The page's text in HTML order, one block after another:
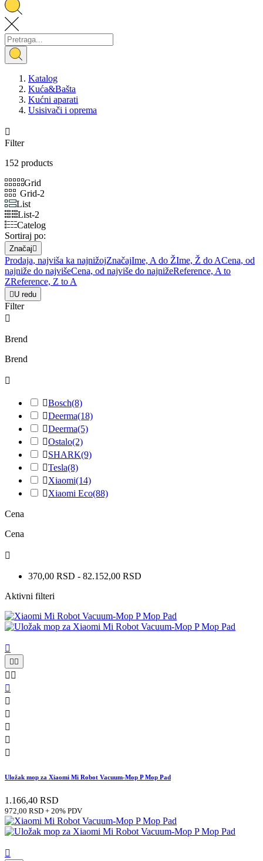
Katalog
Kuća&Bašta
Kućni aparati
Usisivači i oprema

Filter
152 products
Grid
Grid-2
List
List-2
Catelog
Sortiraj po:
Značaj 
Prodaja, najviša ka najnižojZnačajIme, A do ŽIme, Ž do ACena, od
najniže do najvišeCena, od najviše do najnižeReference, A to
ZReference, Z to A
 U redu
Filter

Brend
Brend

Bosch(8)
Deerma(18)
Deerma(5)
Ostalo(2)
SHARK(9)
Tesla(8)
Xiaomi(14)
Xiaomi Eco(88)
Cena
Cena

370,00 RSD - 82.152,00 RSD
Aktivni filteri

 
 






Uložak mop za Xiaomi Mi Robot Vacuum-Mop P Mop Pad
1.166,40 RSD
972,00 RSD + 20% PDV
